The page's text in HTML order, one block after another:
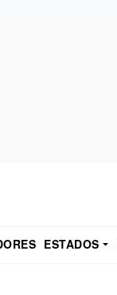
ESTADOS